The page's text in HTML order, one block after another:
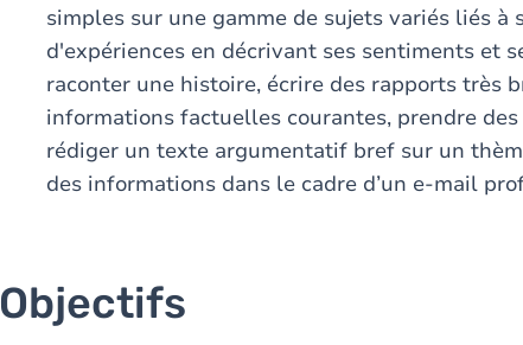
simples sur une gamme de sujets variés liés à
d'expériences en décrivant ses sentiments et
raconter une histoire, écrire des rapports très
informations factuelles courantes, prendre
rédiger un texte argumentatif bref sur un
des informations dans le cadre d’un e-mail
Objectifs